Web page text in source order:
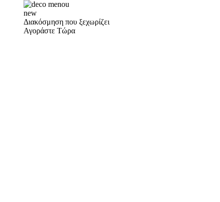
new
Διακόσμηση που ξεχωρίζει
Αγοράστε Τώρα